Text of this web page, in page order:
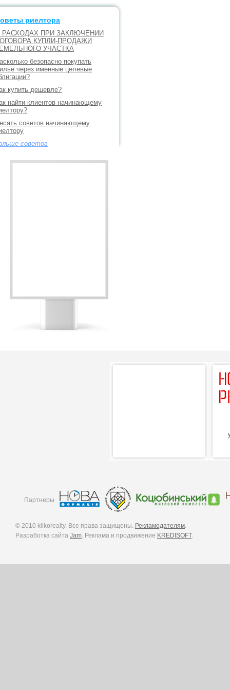
риелтора
РАСХОДАХ ПРИ ЗАКЛЮЧЕНИИ
КУПЛИ-ПРОДАЖИ
УЧАСТКА
безопасно покупать
через именные целевые
купить дешевле?
найти клиентов начинающему
советов начинающему
советов
Партнеры
© 2010 kilkorealty. Все права защищены. Рекламодателям.
Разработка сайта Jam. Реклама и продвижение KREDISOFT.